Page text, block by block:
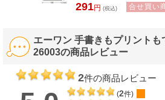
291円 (税込) 合せ買い
エーワン 手書きもプリント
26003の商品レビュー
2件の商品レビュー
(2件)